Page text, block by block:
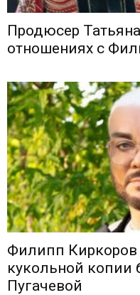
Продюсер
отношениях с
Филипп Киркоров
кукольной
Пугачевой